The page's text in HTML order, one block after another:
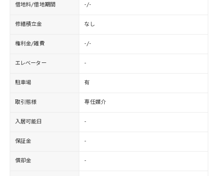
借地料/借地期間 -/-
修繕積立金 なし
権利金/雑費 -/-
エレベーター -
駐車場 有
取引態様 専任媒介
入居可能日 -
保証金 -
償却金 -